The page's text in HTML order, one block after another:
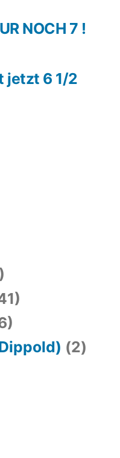
jetzt 6 1/2
NOCH 7 !
(2)